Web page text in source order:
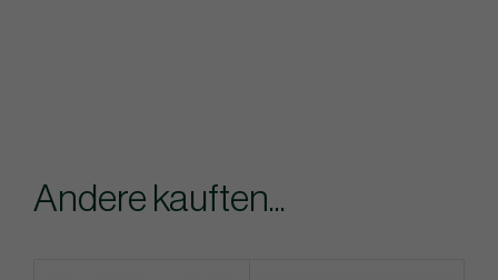
Andere kauften...